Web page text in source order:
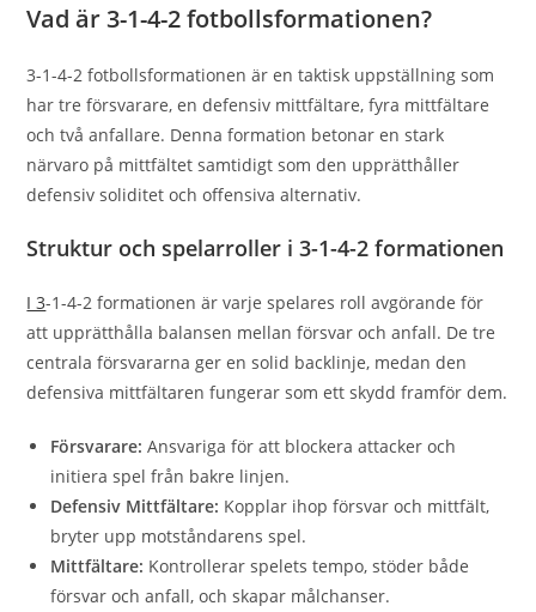
Vad är 3-1-4-2 fotbollsformationen?
3-1-4-2 fotbollsformationen är en taktisk uppställning som
har tre försvarare, en defensiv mittfältare, fyra mittfältare
och två anfallare. Denna formation betonar en stark
närvaro på mittfältet samtidigt som den upprätthåller
defensiv soliditet och offensiva alternativ.
Struktur och spelarroller i 3-1-4-2 formationen
I 3-1-4-2 formationen är varje spelares roll avgörande för
att upprätthålla balansen mellan försvar och anfall. De tre
centrala försvararna ger en solid backlinje, medan den
defensiva mittfältaren fungerar som ett skydd framför dem.
Försvarare: Ansvariga för att blockera attacker och
initiera spel från bakre linjen.
Defensiv Mittfältare: Kopplar ihop försvar och mittfält,
bryter upp motståndarens spel.
Mittfältare: Kontrollerar spelets tempo, stöder både
försvar och anfall, och skapar målchanser.